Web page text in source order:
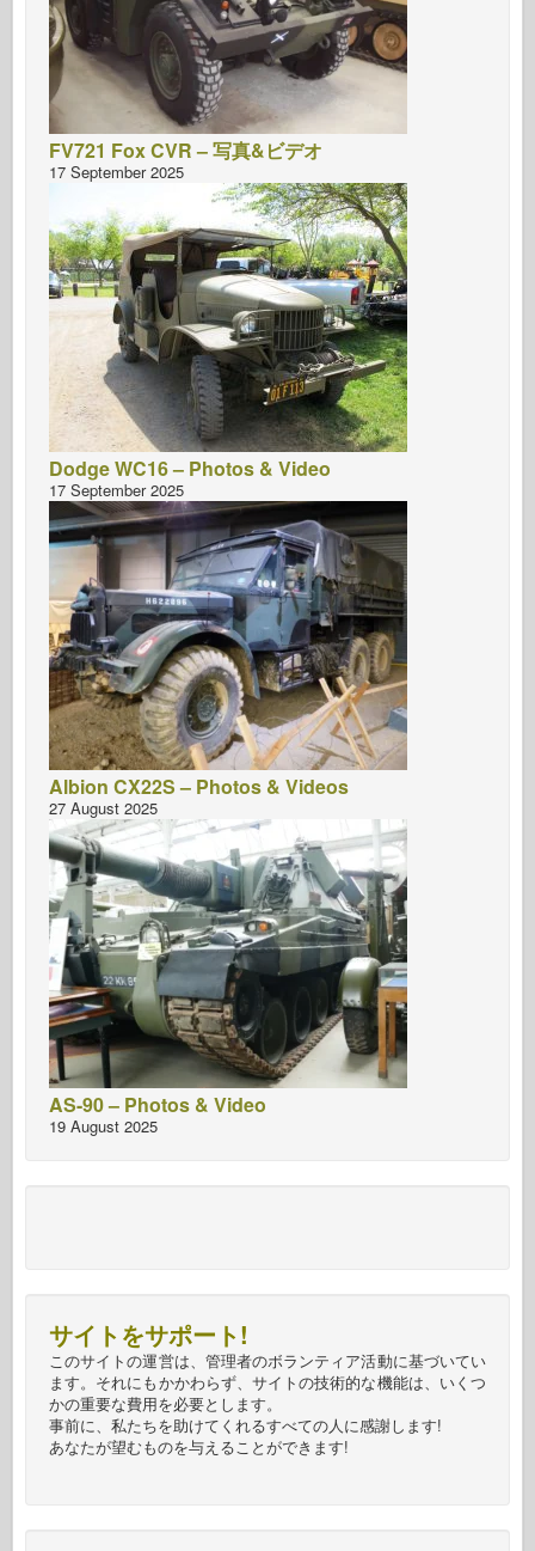
FV721 Fox CVR – 写真&ビデオ
17 September 2025
Dodge WC16 – Photos & Video
17 September 2025
Albion CX22S – Photos & Videos
27 August 2025
AS-90 – Photos & Video
19 August 2025
サイトをサポート!
このサイトの運営は、管理者のボランティア活動に基づいてい
ます。それにもかかわらず、サイトの技術的な機能は、いくつ
かの重要な費用を必要とします。
事前に、私たちを助けてくれるすべての人に感謝します!
あなたが望むものを与えることができます!